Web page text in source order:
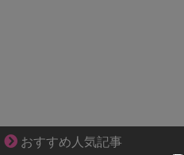
おすすめ人気記事
妻が嫌すぎて壊れていった、あ